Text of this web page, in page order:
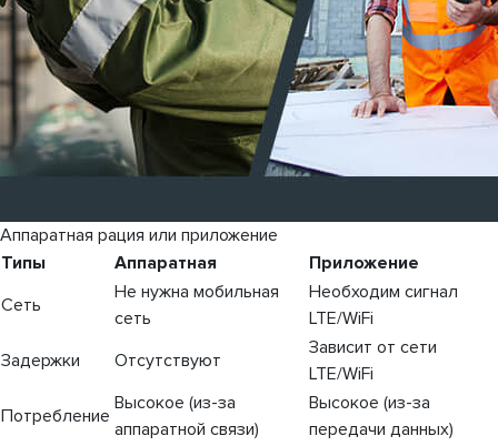
Аппаратная рация или приложение
Типы
Аппаратная
Приложение
Сеть
Не нужна мобильная
сеть
Необходим сигнал
LTE/WiFi
Задержки
Отсутствуют
Зависит от сети
LTE/WiFi
Потребление
Высокое (из-за
аппаратной связи)
Высокое (из-за
передачи данных)